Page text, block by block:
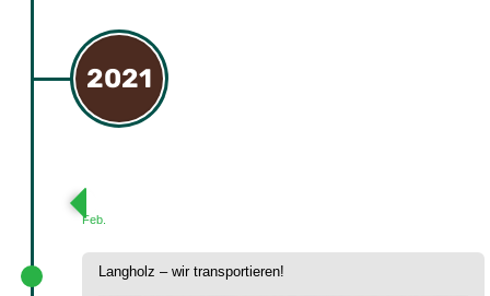
2021
Feb.
Langholz – wir transportieren!